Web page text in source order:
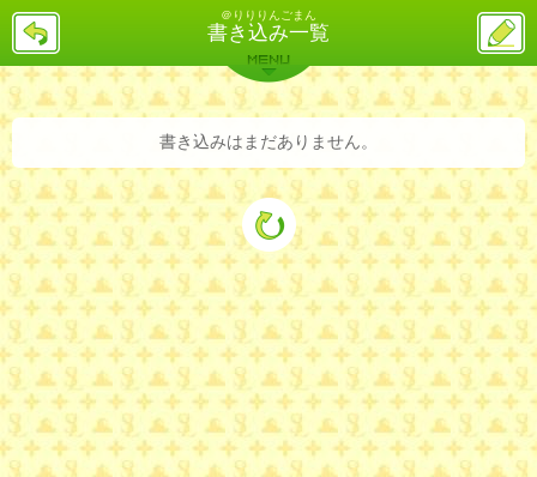
＠りりりんごまん
書き込み一覧
戻
ス
投
稿
バックナンバー 詳細検索 ランキング
MENU
書き込みはまだありません。